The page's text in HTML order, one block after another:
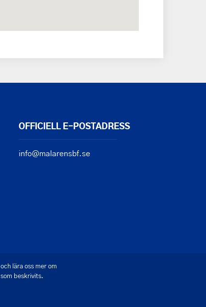
OFFICIELL E-POSTADRESS
info@malarensbf.se
lära oss mer om
beskrivits.